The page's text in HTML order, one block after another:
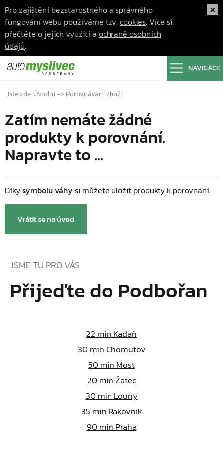
Pro zajištění bezstarostného a správného
fungování webu používáme tzv. cookies. Více si
přečtěte o jejich využití a ochraně osobních
údajů.
NAVIGACE
Jste zde:Úvodní-> Porovnávání zboží
Zatím nemáte žádné
produkty k porovnání.
Napravte to ...
Díkysymbolu váhy si můžete uložit produkty k porovnání.
Vrátit se na úvod
JSME TU PRO VÁS
Přijeďte do Podbořan
22 min Kadaň
30min Chomutov
50min Most
20min Žatec
30min Louny
35 min Rakovník
90min Praha